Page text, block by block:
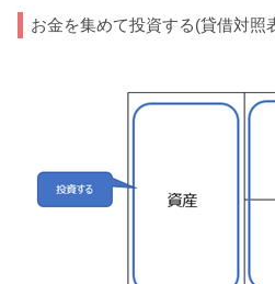
お金を集めて投資する(貸借対照